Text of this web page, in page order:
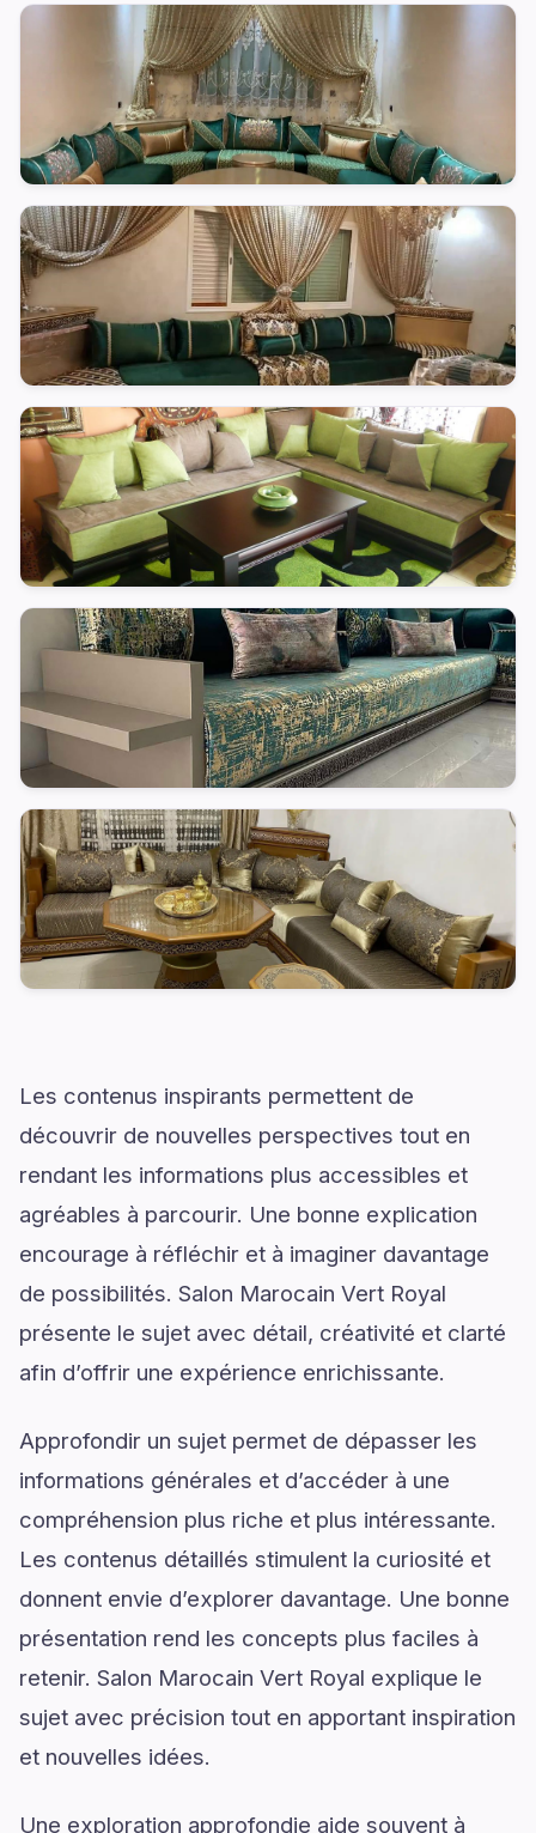
Les contenus inspirants permettent de
découvrir de nouvelles perspectives tout en
rendant les informations plus accessibles et
agréables à parcourir. Une bonne explication
encourage à réfléchir et à imaginer davantage
de possibilités. Salon Marocain Vert Royal
présente le sujet avec détail, créativité et clarté
afin d’offrir une expérience enrichissante.
Approfondir un sujet permet de dépasser les
informations générales et d’accéder à une
compréhension plus riche et plus intéressante.
Les contenus détaillés stimulent la curiosité et
donnent envie d’explorer davantage. Une bonne
présentation rend les concepts plus faciles à
retenir. Salon Marocain Vert Royal explique le
sujet avec précision tout en apportant inspiration
et nouvelles idées.
Une exploration approfondie aide souvent à